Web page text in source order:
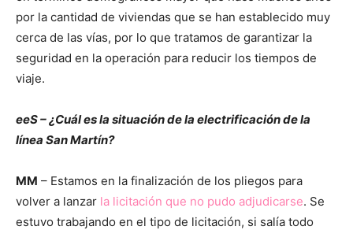
por la cantidad de viviendas que se han establecido muy
cerca de las vías, por lo que tratamos de garantizar la
seguridad en la operación para reducir los tiempos de
viaje.
eeS – ¿Cuál es la situación de la electrificación de la
línea San Martín?
MM – Estamos en la finalización de los pliegos para
volver a lanzar la licitación que no pudo adjudicarse. Se
estuvo trabajando en el tipo de licitación, si salía todo